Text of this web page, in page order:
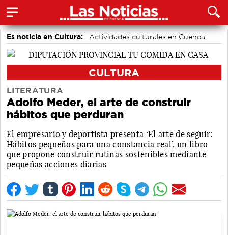
Es noticia en Cultura: Actividades culturales en Cuenca
CULTURA
LITERATURA
Adolfo Meder, el arte de construir
hábitos que perduran
El empresario y deportista presenta ‘El arte de seguir:
Hábitos pequeños para una constancia real’, un libro
que propone construir rutinas sostenibles mediante
pequeñas acciones diarias